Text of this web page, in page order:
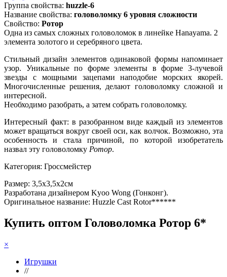
Группа свойства: huzzle-6
Название свойства: головоломку 6 уровня сложности
Свойство: Ротор
Одна из самых сложных головоломок в линейке Hanayama. 2
элемента золотого и серебряного цвета.
Стильный дизайн элементов одинаковой формы напоминает
узор. Уникальные по форме элементы в форме 3-лучевой
звезды с мощными зацепами наподобие морских якорей.
Многочисленные решения, делают головоломку сложной и
интересной.
Необходимо разобрать, а затем собрать головоломку.
Интересный факт: в разобранном виде каждый из элементов
может вращаться вокруг своей оси, как волчок. Возможно, эта
особенность и стала причиной, по которой изобретатель
назвал эту головоломку Ротор.
Категория: Гроссмейстер
Размер: 3,5х3,5x2см
Разработана дизайнером Kyoo Wong (Гонконг).
Оригинальное название: Huzzle Cast Rotor******
Купить оптом Головоломка Ротор 6*
×
Игрушки
//